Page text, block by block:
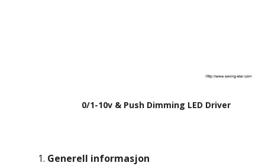
0/1-10v & Push Dimming LED Driver
Generell informasjon